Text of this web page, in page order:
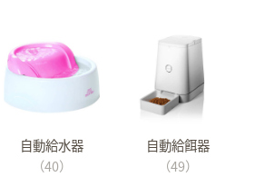
自動給水器
（40）
自動給餌器
（49）